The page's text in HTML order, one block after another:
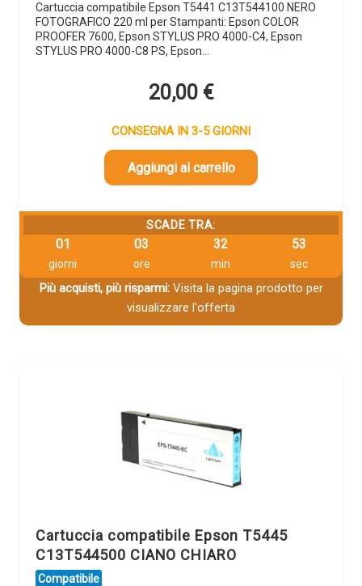
Cartuccia compatibile Epson T5441 C13T544100 NERO
FOTOGRAFICO 220 ml per Stampanti: Epson COLOR
PROOFER 7600, Epson STYLUS PRO 4000-C4, Epson
STYLUS PRO 4000-C8 PS, Epson…
20,00 €
CONSEGNA IN 3-5 GIORNI
Aggiungi al carrello
SCADE TRA:
01
giorni
03
ore
32
min
53
sec
Più acquisti, più risparmi:Visita la pagina prodotto per
visualizzare l'offerta
Cartuccia compatibile Epson T5445
C13T544500 CIANO CHIARO
Compatibile